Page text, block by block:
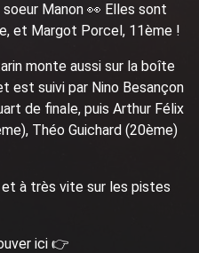
Manon 👀 Elles sont
et Margot Porcel, 11ème !
monte aussi sur la boîte
est suivi par Nino Besançon
de finale, puis Arthur Félix
Théo Guichard (20ème)
à très vite sur les pistes
ici 👉